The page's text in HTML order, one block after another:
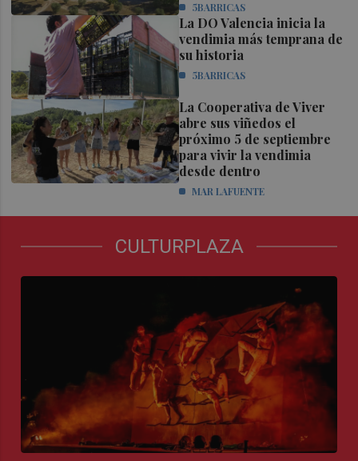
5BARRICAS
La DO Valencia inicia la
vendimia más temprana de
su historia
5BARRICAS
La Cooperativa de Viver
abre sus viñedos el
próximo 5 de septiembre
para vivir la vendimia
desde dentro
MAR LAFUENTE
CULTURPLAZA